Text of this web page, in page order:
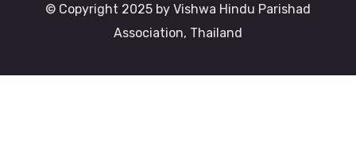
© Copyright 2025 by Vishwa Hindu Parishad
Association, Thailand